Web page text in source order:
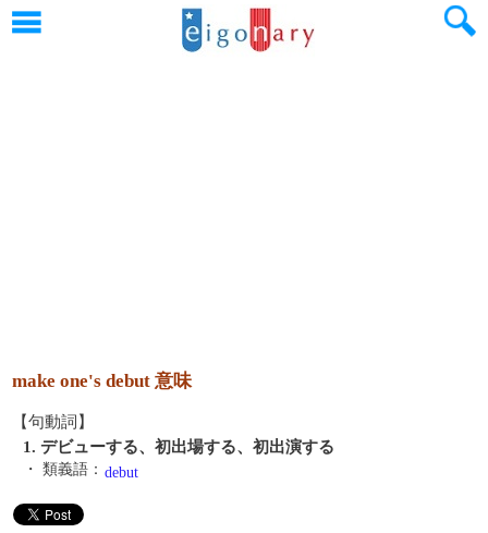
make one's debut 意味
【句動詞】
1. デビューする、初出場する、初出演する
・ 類義語： debut